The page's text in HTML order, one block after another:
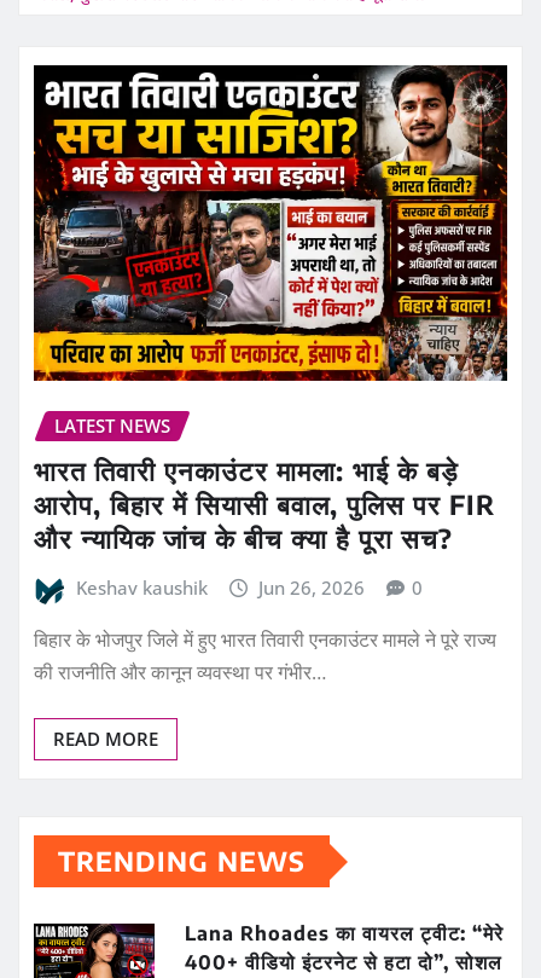
LATEST NEWS
भारत तिवारी एनकाउंटर मामला: भाई के बड़े
आरोप, बिहार में सियासी बवाल, पुलिस पर FIR
और न्यायिक जांच के बीच क्या है पूरा सच?
Keshav kaushik Jun 26, 2026 0
बिहार के भोजपुर जिले में हुए भारत तिवारी एनकाउंटर मामले ने पूरे राज्य
की राजनीति और कानून व्यवस्था पर गंभीर…
READ MORE
TRENDING NEWS
Lana Rhoades का वायरल ट्वीट: “मेरे
400+ वीडियो इंटरनेट से हटा दो”, सोशल